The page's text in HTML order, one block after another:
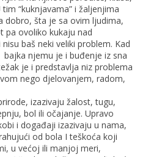
“kuknjavama” i žaljenjima
dobro, šta je sa ovim ljudima,
pa ovoliko kukaju nad
baš neki veliki problem. Kad
njemu je i buđenje iz sna
je i predstavlja niz problema
nego djelovanjem, radom,
izazivaju žalost, tugu,
bol ili očajanje. Upravo
i događaji izazivaju u nama,
od bola I teškoća koji
u većoj ili manjoj meri,